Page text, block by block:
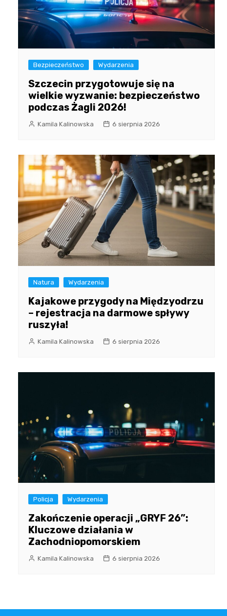
Bezpieczeństwo Wydarzenia
Szczecin przygotowuje się na
wielkie wyzwanie: bezpieczeństwo
podczas Żagli 2026!
Kamila Kalinowska 6 sierpnia 2026
Natura Wydarzenia
Kajakowe przygody na Międzyodrzu
– rejestracja na darmowe spływy
ruszyła!
Kamila Kalinowska 6 sierpnia 2026
Policja Wydarzenia
Zakończenie operacji „GRYF 26”:
Kluczowe działania w
Zachodniopomorskiem
Kamila Kalinowska 6 sierpnia 2026